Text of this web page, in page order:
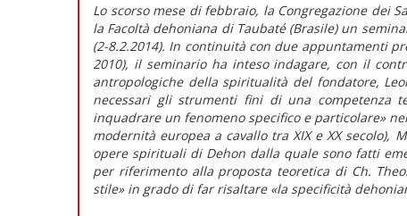
Lo scorso mese di febbraio, la Congregazione dei
la Facoltà dehoniana di Taubaté (Brasile) un
(2-8.2.2014). In continuità con due appuntamenti
2010), il seminario ha inteso indagare, con il
antropologiche della spiritualità del fondatore,
necessari gli strumenti fini di una competenza
inquadrare un fenomeno specifico e particolare»
modernità europea a cavallo tra XIX e XX
opere spirituali di Dehon dalla quale sono fatti
per riferimento alla proposta teoretica di Ch.
stile» in grado di far risaltare «la specificità